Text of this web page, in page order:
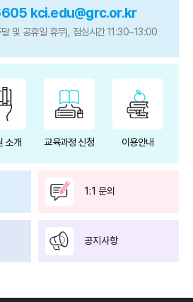
kci.edu@grc.or.kr
및 공휴일 휴무), 점심시간 11:30~13:00
소개 교육과정 신청 이용안내
1:1 문의
공지사항